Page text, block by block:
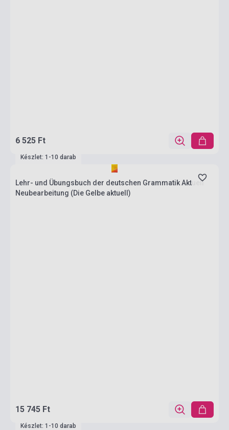
6 525 Ft
Készlet: 1-10 darab
Lehr- und Übungsbuch der deutschen Grammatik Aktuell
Neubearbeitung (Die Gelbe aktuell)
15 745 Ft
Készlet: 1-10 darab